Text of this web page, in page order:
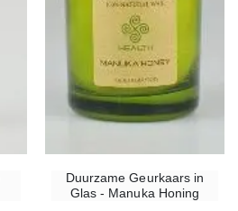
Duurzame Geurkaars in
Glas - Manuka Honing